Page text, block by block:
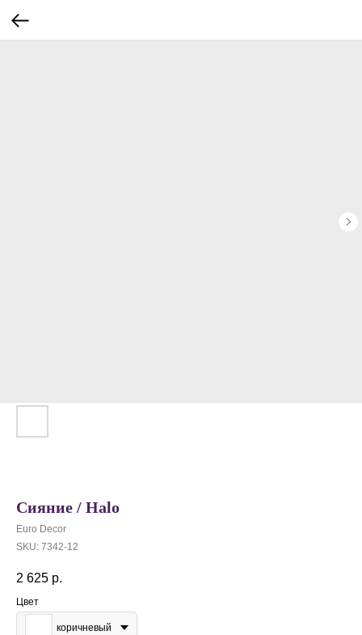
Сияние / Halo
Euro Decor
SKU: 7342-12
2 625 р.
Цвет
коричневый